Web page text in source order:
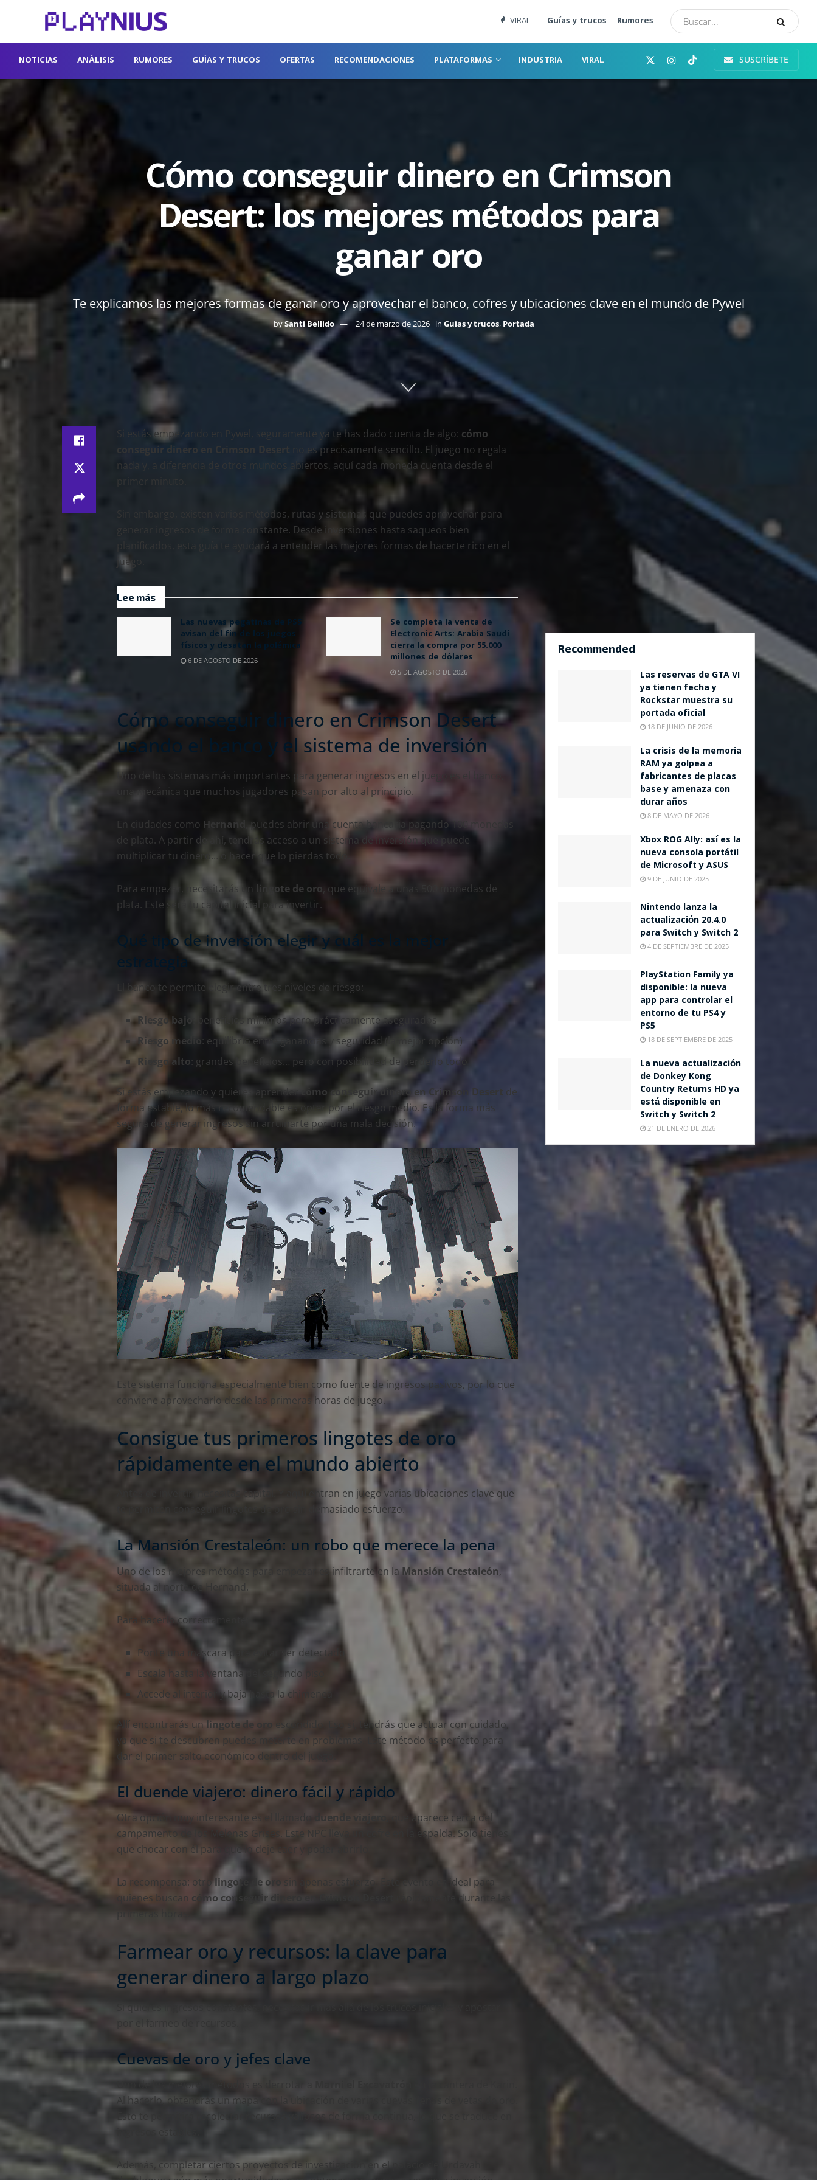
VIRAL Guías y trucos Rumores
NOTICIAS ANÁLISIS RUMORES GUÍAS Y TRUCOS OFERTAS RECOMENDACIONES PLATAFORMAS INDUSTRIA VIRAL SUSCRÍBETE
Cómo conseguir dinero en Crimson
Desert: los mejores métodos para
ganar oro
Te explicamos las mejores formas de ganar oro y aprovechar el banco, cofres y ubicaciones clave en el mundo de Pywel
bySanti Bellido 24 de marzo de 2026 in Guías y trucos, Portada
Si estás empezando en Pywel, seguramente ya te has dado cuenta de algo: cómo
conseguir dinero en Crimson Desert no es precisamente sencillo. El juego no regala
nada y, a diferencia de otros mundos abiertos, aquí cada moneda cuenta desde el
Sin embargo, existen varios métodos, rutas y sistemas que puedes aprovechar para
generar ingresos de forma constante. Desde inversiones hasta saqueos bien
planificados, esta guía te ayudará a entender las mejores formas de hacerte rico en el
juego.
Lee más
Las nuevas pegatinas de PS5
avisan del fin de los juegos
físicos y desatan la polémica
6 DE AGOSTO DE 2026
Se completa la venta de
Electronic Arts: Arabia Saudí
cierra la compra por 55.000
millones de dólares
5 DE AGOSTO DE 2026
Cómo conseguir dinero en Crimson Desert
usando el banco y el sistema de inversión
Uno de los sistemas más importantes para generar ingresos en el juego es el banco,
una mecánica que muchos jugadores pasan por alto al principio.
En ciudades como Hernand
, puedes abrir una cuenta bancaria pagando 100 monedas
de plata. A partir de ahí, tendrás acceso a un sistema de inversión que puede
multiplicar tu dinero… o hacer que lo pierdas todo.
Para empezar, necesitarás un lingote de oro, que equivale a unas 500 monedas de
plata. Este será tu capital inicial para invertir.
Qué tipo de inversión elegir y cuál es la mejor
estrategia
El banco te permite elegir entre tres niveles de riesgo:
Riesgo bajo
: beneficios mínimos pero prácticamente asegurados
Riesgo medio: equilibrio entre ganancias y seguridad (la mejor opción)
Riesgo alto: grandes beneficios… pero con posibilidad de perderlo todo
Si estás empezando y quieres aprendercómo conseguir dinero en Crimson Desert de
forma estable, lo más recomendable es optar por el riesgo medio. Es la forma más
segura de generar ingresos sin arruinarte por una mala decisión.
Este sistema funciona especialmente bien como fuente de ingresos pasivos, por lo que
conviene aprovecharlo desde las primeras horas de juego.
Consigue tus primeros lingotes de oro
rápidamente en el mundo abierto
Antes de invertir, necesitas capital. Y aquí entran en juego varias ubicaciones clave que
te permiten conseguir lingotes de oro sin demasiado esfuerzo.
La Mansión Crestaleón: un robo que merece la pena
Uno de los mejores métodos para empezar es infiltrarte en laMansión Crestaleón,
situada al norte de Hernand.
Para hacerlo correctamente:
Ponte una máscara para evitar ser detectado
Escala hasta la ventana del segundo piso
Accede al interior y baja hasta la chimenea
Allí encontrarás un lingote de oro escondido. Eso sí, tendrás que actuar con cuidado,
ya que si te descubren puedes meterte en problemas. Este método es perfecto para
dar el primer salto económico dentro del juego.
El duende viajero: dinero fácil y rápido
Otra opción muy interesante es el llamado duende viajero
, que aparece cerca del
campamento de los Melenas Grises. Este NPC lleva un cofre en la espalda. Solo tienes
que chocar con él para que lo deje caer y poder abrirlo.
La recompensa: otrolingote de oro
sin apenas esfuerzo. Este evento es ideal para
quienes buscan cómo conseguir dinero en Crimson Desert
rápidamente durante las
Farmear oro y recursos: la clave para
generar dinero a largo plazo
Si quieres ingresos constantes, necesitas ir más allá de los trucos iniciales y apostar
Cuevas de oro y jefes clave
Uno de los mejores métodos es derrotar a
Al hacerlo, obtendrás un mapa con la ubicación de varias cuevas llenas de vetas de oro.
Esto te permitirá recolectar recursos valiosos de forma continua, lo que se traduce en
Además, completar ciertos proyectos de investigación en el palacio de Urdavah
Recommended
Las reservas de GTA VI
ya tienen fecha y
Rockstar muestra su
portada oficial
18 DE JUNIO DE 2026
La crisis de la memoria
RAM ya golpea a
fabricantes de placas
base y amenaza con
durar años
8 DE MAYO DE 2026
Xbox ROG Ally: así es la
nueva consola portátil
de Microsoft y ASUS
9 DE JUNIO DE 2025
Nintendo lanza la
actualización 20.4.0
para Switch y Switch 2
4 DE SEPTIEMBRE DE 2025
PlayStation Family ya
disponible: la nueva
app para controlar el
entorno de tu PS4 y
PS5
18 DE SEPTIEMBRE DE 2025
La nueva actualización
de Donkey Kong
Country Returns HD ya
está disponible en
Switch y Switch 2
21 DE ENERO DE 2026